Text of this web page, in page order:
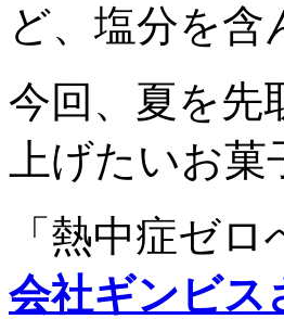
ど、塩分を
今回、夏を先
上げたいお
「熱中症ゼ
会社ギンビス